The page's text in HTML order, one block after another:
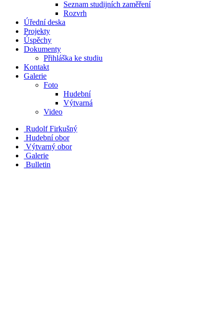
Seznam studijních zaměření
Rozvrh
Úřední deska
Projekty
Úspěchy
Dokumenty
Přihláška ke studiu
Kontakt
Galerie
Foto
Hudební
Výtvarná
Video
Rudolf Firkušný
Hudební obor
Výtvarný obor
Galerie
Bulletin